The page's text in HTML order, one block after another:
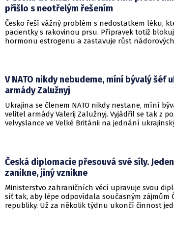
přišlo s neotřelým řešením
Česko řeší vážný problém s nedostatkem léku,
pacientky s rakovinou prsu. Přípravek totiž
hormonu estrogenu a zastavuje růst
V NATO nikdy nebudeme, míní bývalý šéf
armády Zalužnyj
Ukrajina se členem NATO nikdy nestane, míní
velitel armády Valerij Zalužnyj. Vyjádřil se tak z
velvyslance ve Velké Británii na jednání
Česká diplomacie přesouvá své síly.
zanikne, jiný vznikne
Ministerstvo zahraničních věcí upravuje svou
síť tak, aby lépe odpovídala současným zájmům
republiky. Už za několik týdnu ukončí činnost